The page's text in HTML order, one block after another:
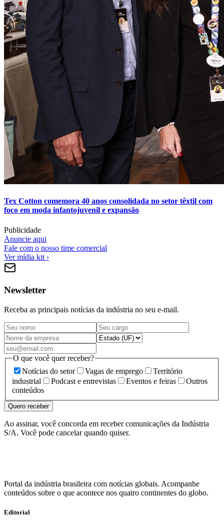
Tex Cotton comemora 40 anos consolidada no setor têxtil com
foco em moda infantojuvenil e expansão
Publicidade
Anuncie aqui
Fale com o nosso time comercial
Ver mídia kit ›
Newsletter
Receba as principais notícias da indústria no seu e-mail.
O que você quer receber?
Notícias do setor
Vagas de emprego
Território
industrial
Podcast e entrevistas Eventos e feiras
Outros
conteúdos
Quero receber
Ao assinar, você concorda em receber comunicações da Indústria
S/A. Você pode cancelar quando quiser.
Portal da indústria brasileira com notícias globais. Acompanhe
conteúdos sobre o que acontece nos quatro continentes do globo.
Editorial